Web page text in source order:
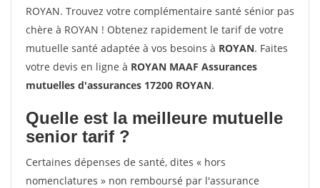
ROYAN. Trouvez votre complémentaire santé sénior pas
chère à ROYAN ! Obtenez rapidement le tarif de votre
mutuelle santé adaptée à vos besoins à ROYAN. Faites
votre devis en ligne à ROYAN MAAF Assurances
mutuelles d'assurances 17200 ROYAN.
Quelle est la meilleure mutuelle
senior tarif ?
Certaines dépenses de santé, dites « hors
nomenclatures » non remboursé par l'assurance